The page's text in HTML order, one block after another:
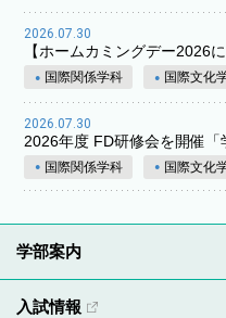
2026.07.30
【ホームカミングデー2026
国際関係学科 国際文化
2026.07.30
2026年度 FD研修会を開催「
国際関係学科 国際文化
学部案内
入試情報